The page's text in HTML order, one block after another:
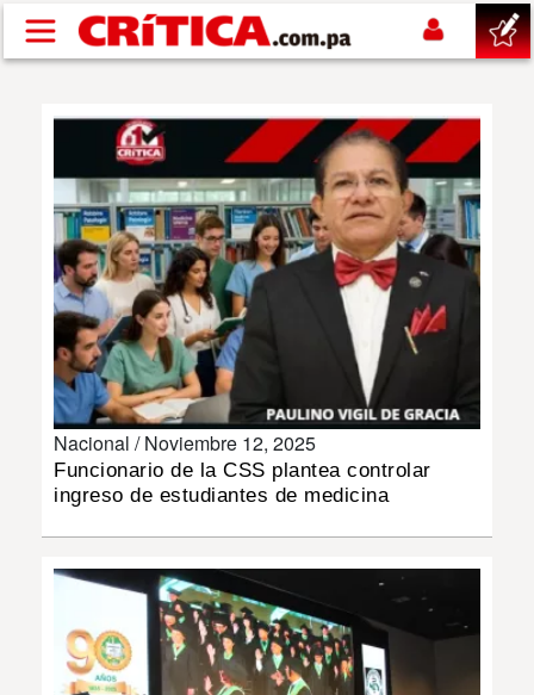
Pasar al contenido principal
NACIONAL
POLÍTICA
SHOW
DEPORTES
MUNDO
INSÓLITAS
MULTIMEDIA
Nacional /Noviembre 12, 2025
Funcionario de la CSS plantea controlar
ingreso de estudiantes de medicina